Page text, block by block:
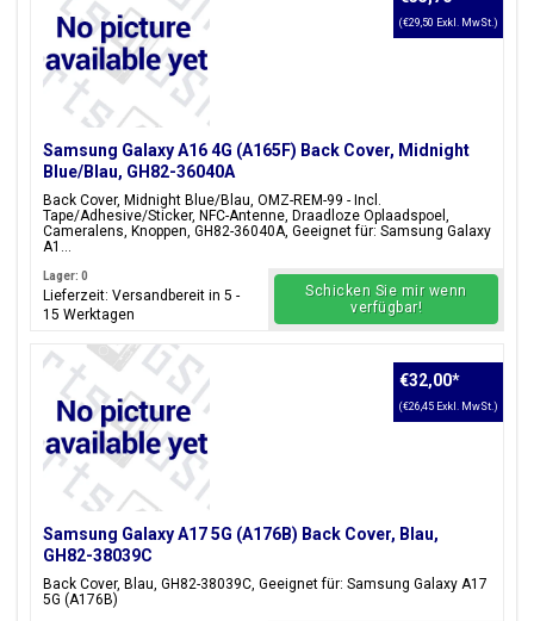
Samsung Galaxy A16 4G (A165F) Back Cover, Midnight
Blue/Blau, GH82-36040A
Back Cover, Midnight Blue/Blau, OMZ-REM-99 - Incl.
Tape/Adhesive/Sticker, NFC-Antenne, Draadloze Oplaadspoel,
Cameralens, Knoppen, GH82-36040A, Geeignet für: Samsung Galaxy
A1...
(€29,50 Exkl. MwSt.)
Lager: 0
Lieferzeit: Versandbereit in 5 -
15 Werktagen
Schicken Sie mir wenn
verfügbar!
Samsung Galaxy A17 5G (A176B) Back Cover, Blau,
GH82-38039C
Back Cover, Blau, GH82-38039C, Geeignet für: Samsung Galaxy A17
5G (A176B)
€32,00*
(€26,45 Exkl. MwSt.)